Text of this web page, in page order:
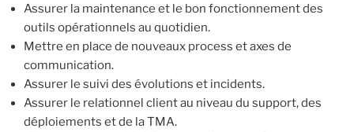
Assurer la maintenance et le bon fonctionnement des
outils opérationnels au quotidien.
Mettre en place de nouveaux process et axes de
communication.
Assurer le suivi des évolutions et incidents.
Assurer le relationnel client au niveau du support, des
déploiements et de la TMA.